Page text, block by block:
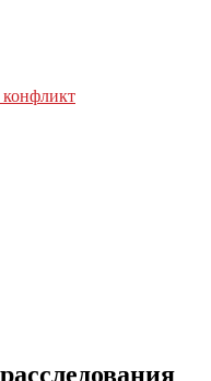
конфликт